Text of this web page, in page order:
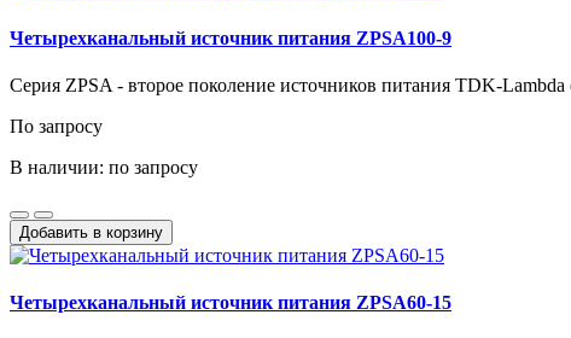
Четырехканальный источник питания ZPSA100-9
Серия ZPSA - второе поколение источников питания TDK-
По запросу
В наличии: по запросу
Добавить в корзину
Четырехканальный источник питания ZPSA60-15